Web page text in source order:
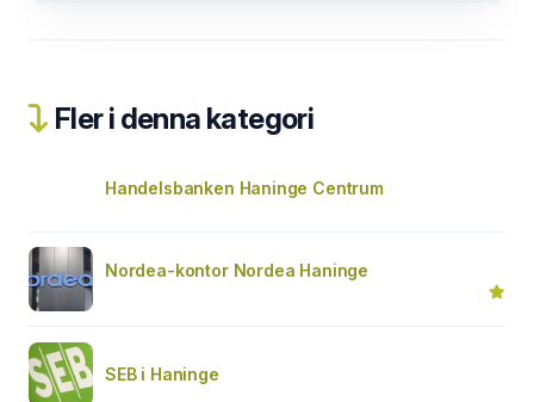
Fler i denna kategori
Handelsbanken Haninge Centrum
Nordea-kontor Nordea Haninge
SEB i Haninge